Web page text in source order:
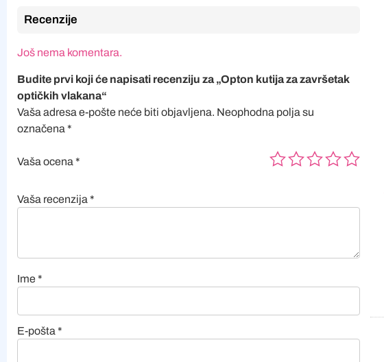
Recenzije
Još nema komentara.
Budite prvi koji će napisati recenziju za „Opton kutija za završetak
optičkih vlakana“
Vaša adresa e-pošte neće biti objavljena. Neophodna polja su
označena *
Vaša ocena *
Vaša recenzija *
Ime*
E-pošta *